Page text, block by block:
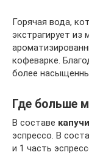
Горячая вода,
экстрагирует из
кофеварке.
более
Где больше
В составе
эспрессо. В
и 1 часть